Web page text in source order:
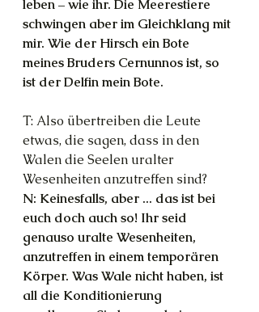
leben – wie ihr. Die Meerestiere
schwingen aber im Gleichklang mit
mir. Wie der Hirsch ein Bote
meines Bruders Cernunnos ist, so
ist der Delfin mein Bote.
T: Also übertreiben die Leute
etwas, die sagen, dass in den
Walen die Seelen uralter
Wesenheiten anzutreffen sind?
N: Keinesfalls, aber ... das ist bei
euch doch auch so! Ihr seid
genauso uralte Wesenheiten,
anzutreffen in einem temporären
Körper. Was Wale nicht haben, ist
all die Konditionierung